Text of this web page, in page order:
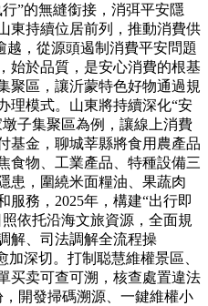
”的無縫銜接，消弭平安隱
東持續位居前列，推動消費供
越，從源頭遏制消費平安問題
始於品質，是安心消費的根基
聚區，讓沂蒙特色好物通過規
理模式。山東將持續深化“安
子集聚區為例，讓線上消費
基金，聊城莘縣將食用農產品
食物、工業產品、特種設備三
患，圍繞米面糧油、果蔬肉
服務，2025年，構建“出行即
依托沿海文旅資源，全面規
解、司法調解全流程操
深切。打制聪慧維權景區、
买卖可查可溯，核查處置違法
開發掃碼溯源、一鍵維權小